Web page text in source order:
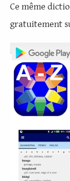
Ce même
gratuitement